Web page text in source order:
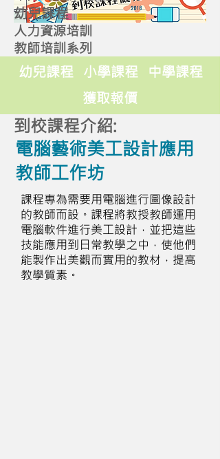
幼兒課程
人力資源培訓
教師培訓系列
幼兒課程 小學課程
中學課程
獲取報價
到校課程介紹:
電腦藝術美工設計應用
教師工作坊
課程專為需要用電腦進行圖像設計
的教師而設。課程將教授教師運用
電腦軟件進行美工設計，並把這些
技能應用到日常教學之中，使他們
能製作出美觀而實用的教材，提高
教學質素。